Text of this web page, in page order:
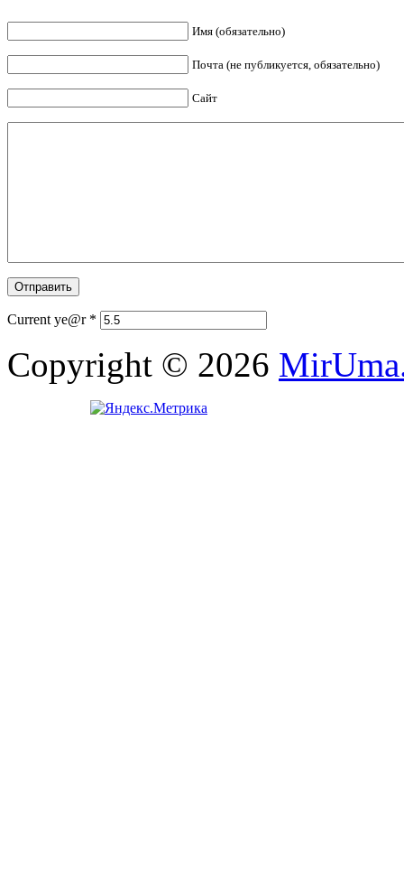
Имя (обязательно)
Почта (не публикуется, обязательно)
Сайт
Current ye@r *
Copyright © 2026